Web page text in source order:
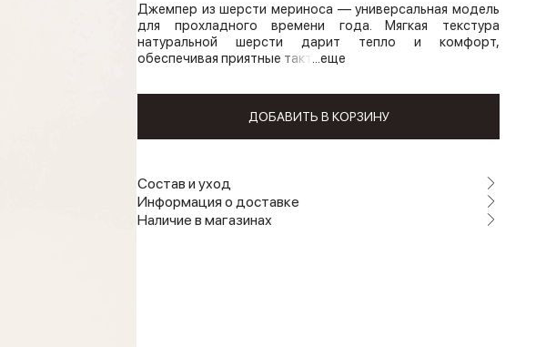
Джемпер из шерсти мериноса — универсальная модель
для прохладного времени года. Мягкая текстура
натуральной шерсти дарит тепло и комфорт,
обеспечивая приятные такт ...еще
ДОБАВИТЬ В КОРЗИНУ
Состав и уход
Информация о доставке
Наличие в магазинах